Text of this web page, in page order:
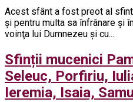
Acest sfânt a fost preot al
şi pentru multa sa înfrânare şi
voinţa lui Dumnezeu şi cu...
Sfinții mucenici
Seleuc, Porfiriu,
Ieremia, Isaia,